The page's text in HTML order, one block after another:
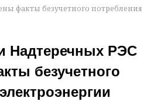
факты безучетного потребления
Надтеречных РЭС
безучетного